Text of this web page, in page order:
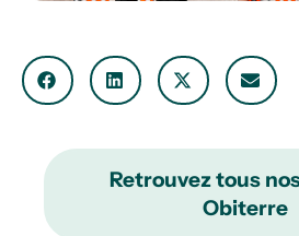
Retrouvez tous
Obiterre